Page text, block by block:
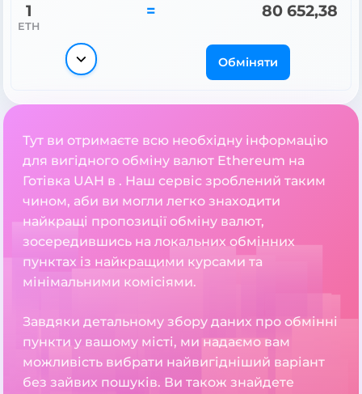
1
ETH
= 80 652,38
Обміняти
Тут ви отримаєте всю необхідну інформацію
для вигідного обміну валют Ethereum на
Готівка UAH в . Наш сервіс зроблений таким
чином, аби ви могли легко знаходити
найкращі пропозиції обміну валют,
зосередившись на локальних обмінних
пунктах із найкращими курсами та
мінімальними комісіями.
Завдяки детальному збору даних про обмінні
пункти у вашому місті, ми надаємо вам
можливість вибрати найвигідніший варіант
без зайвих пошуків. Ви також знайдете